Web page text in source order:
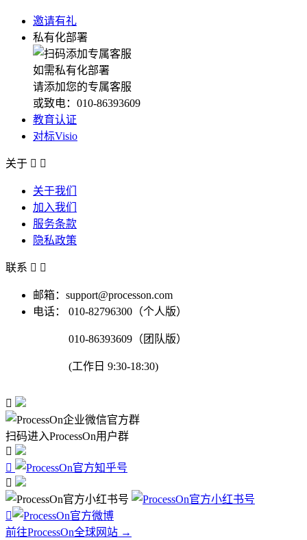
邀请有礼
私有化部署
如需私有化部署
请添加您的专属客服
或致电：010-86393609
教育认证
对标Visio
关于  
关于我们
加入我们
服务条款
隐私政策
联系  
邮箱：support@processon.com
电话：
010-82796300（个人版）
010-86393609（团队版）
(工作日 9:30-18:30)

扫码进入ProcessOn用户群




前往ProcessOn全球网站 →